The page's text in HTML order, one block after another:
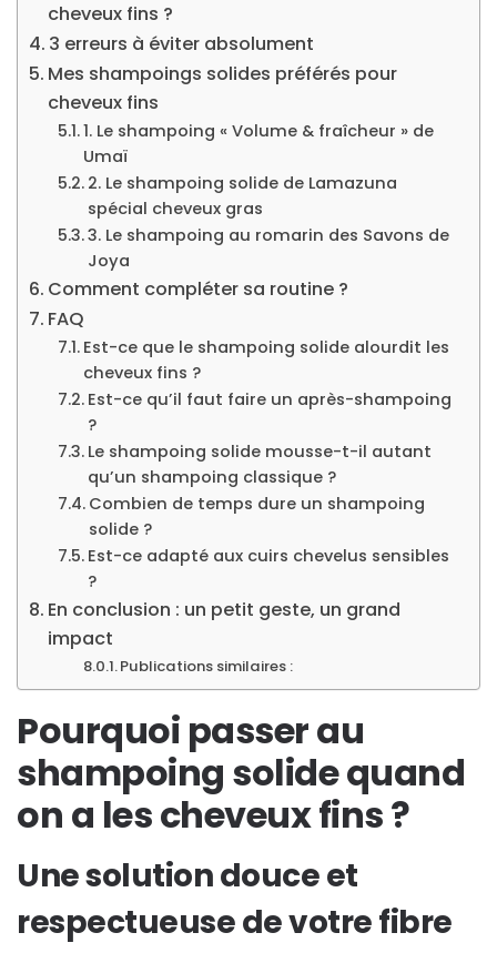
cheveux fins ?
3 erreurs à éviter absolument
Mes shampoings solides préférés pour
cheveux fins
1. Le shampoing « Volume & fraîcheur » de
Umaï
2. Le shampoing solide de Lamazuna
spécial cheveux gras
3. Le shampoing au romarin des Savons de
Joya
Comment compléter sa routine ?
FAQ
Est-ce que le shampoing solide alourdit les
cheveux fins ?
Est-ce qu’il faut faire un après-shampoing
?
Le shampoing solide mousse-t-il autant
qu’un shampoing classique ?
Combien de temps dure un shampoing
solide ?
Est-ce adapté aux cuirs chevelus sensibles
?
En conclusion : un petit geste, un grand
impact
Publications similaires :
Pourquoi passer au
shampoing solide quand
on a les cheveux fins ?
Une solution douce et
respectueuse de votre fibre